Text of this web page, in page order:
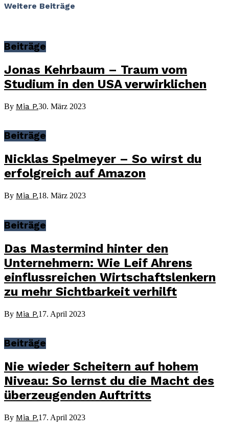
Weitere Beiträge
Beiträge
Jonas Kehrbaum – Traum vom
Studium in den USA verwirklichen
By Mia P.30. März 2023
Beiträge
Nicklas Spelmeyer – So wirst du
erfolgreich auf Amazon
By Mia P.18. März 2023
Beiträge
Das Mastermind hinter den
Unternehmern: Wie Leif Ahrens
einflussreichen Wirtschaftslenkern
zu mehr Sichtbarkeit verhilft
By Mia P.17. April 2023
Beiträge
Nie wieder Scheitern auf hohem
Niveau: So lernst du die Macht des
überzeugenden Auftritts
By Mia P.17. April 2023